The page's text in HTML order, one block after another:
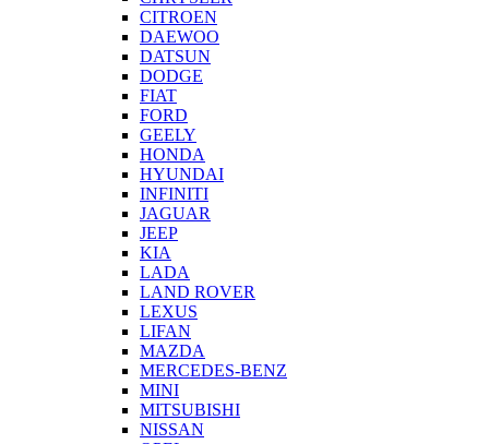
CITROEN
DAEWOO
DATSUN
DODGE
FIAT
FORD
GEELY
HONDA
HYUNDAI
INFINITI
JAGUAR
JEEP
KIA
LADA
LAND ROVER
LEXUS
LIFAN
MAZDA
MERCEDES-BENZ
MINI
MITSUBISHI
NISSAN